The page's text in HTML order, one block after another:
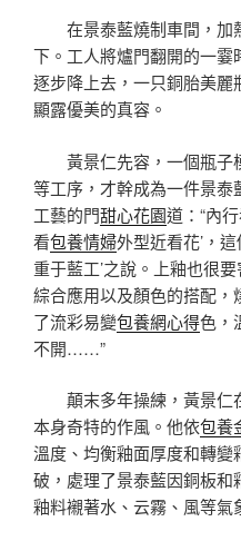
在景泰藍燒制車間，加
下。工人將爐門翻開的一
逐步降上去，一只銅胎美
顯露優美的真容。
黃景仁先容，一個瓶子
等工序，才幹成為一件景
工藝的門甜心花園道：“內
看包養情婦外型近看花’，這
重于藍工’之說。上釉也很
綜合應用以及顏色的搭配
了流彩易變包養網心得色，
不開……”
顛末多年操練，黃景仁
本身奇特的作風。他依包養
溫度、均衡釉面厚度和轉
破，處理了景泰藍因銅板
釉料襯著水、云霧、風等氣